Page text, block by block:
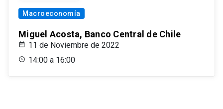
Macroeconomía
Miguel Acosta, Banco Central de Chile
11 de Noviembre de 2022
14:00 a 16:00